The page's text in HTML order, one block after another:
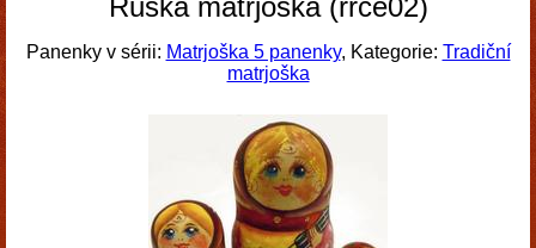
Ruská matrjoška (rrce02)
Panenky v sérii: Matrjoška 5 panenky, Kategorie: Tradiční
matrjoška